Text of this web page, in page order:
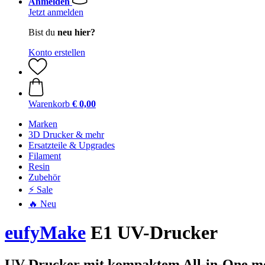
Jetzt anmelden
Bist du neu hier?
Konto erstellen
Warenkorb € 0,00
Marken
3D Drucker & mehr
Ersatzteile & Upgrades
Filament
Resin
Zubehör
⚡ Sale
🔥 Neu
eufyMake E1 UV-Drucker